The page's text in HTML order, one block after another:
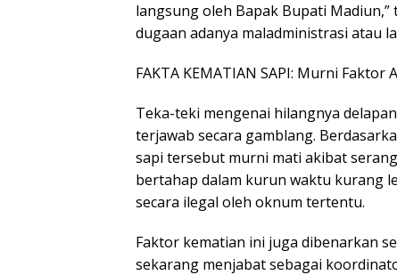
langsung oleh Bapak Bupati
dugaan adanya maladministrasi atau
FAKTA KEMATIAN SAPI: Murni Faktor
Teka-teki mengenai hilangnya
terjawab secara gamblang.
sapi tersebut murni mati akibat
bertahap dalam kurun waktu kurang
secara ilegal oleh oknum tertentu.
Faktor kematian ini juga dibenarkan
sekarang menjabat sebagai